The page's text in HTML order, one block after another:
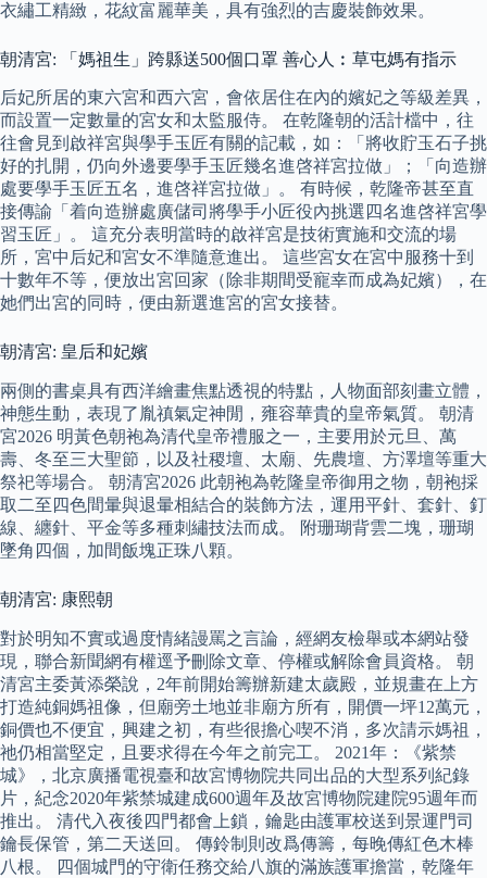
衣繡工精緻，花紋富麗華美，具有強烈的吉慶裝飾效果。
朝清宮: 「媽祖生」跨縣送500個口罩 善心人︰草屯媽有指示
后妃所居的東六宮和西六宮，會依居住在內的嬪妃之等級差異，
而設置一定數量的宮女和太監服侍。 在乾隆朝的活計檔中，往
往會見到啟祥宮與學手玉匠有關的記載，如：「將收貯玉石子挑
好的扎開，仍向外邊要學手玉匠幾名進啓祥宮拉做」；「向造辦
處要學手玉匠五名，進啓祥宮拉做」。 有時候，乾隆帝甚至直
接傳諭「着向造辦處廣儲司將學手小匠役內挑選四名進啓祥宮學
習玉匠」。 這充分表明當時的啟祥宮是技術實施和交流的場
所，宮中后妃和宮女不準隨意進出。 這些宮女在宮中服務十到
十數年不等，便放出宮回家（除非期間受寵幸而成為妃嬪），在
她們出宮的同時，便由新選進宮的宮女接替。
朝清宮: 皇后和妃嬪
兩側的書桌具有西洋繪畫焦點透視的特點，人物面部刻畫立體，
神態生動，表現了胤禛氣定神閒，雍容華貴的皇帝氣質。 朝清
宮2026 明黃色朝袍為清代皇帝禮服之一，主要用於元旦、萬
壽、冬至三大聖節，以及社稷壇、太廟、先農壇、方澤壇等重大
祭祀等場合。 朝清宮2026 此朝袍為乾隆皇帝御用之物，朝袍採
取二至四色間暈與退暈相結合的裝飾方法，運用平針、套針、釘
線、纏針、平金等多種刺繡技法而成。 附珊瑚背雲二塊，珊瑚
墜角四個，加間飯塊正珠八顆。
朝清宮: 康熙朝
對於明知不實或過度情緒謾罵之言論，經網友檢舉或本網站發
現，聯合新聞網有權逕予刪除文章、停權或解除會員資格。 朝
清宮主委黃添榮說，2年前開始籌辦新建太歲殿，並規畫在上方
打造純銅媽祖像，但廟旁土地並非廟方所有，開價一坪12萬元，
銅價也不便宜，興建之初，有些很擔心喫不消，多次請示媽祖，
祂仍相當堅定，且要求得在今年之前完工。 2021年：《紫禁
城》，北京廣播電視臺和故宮博物院共同出品的大型系列紀錄
片，紀念2020年紫禁城建成600週年及故宮博物院建院95週年而
推出。 清代入夜後四門都會上鎖，鑰匙由護軍校送到景運門司
鑰長保管，第二天送回。 傳鈴制則改爲傳籌，每晚傳紅色木棒
八根。 四個城門的守衛任務交給八旗的滿族護軍擔當，乾隆年